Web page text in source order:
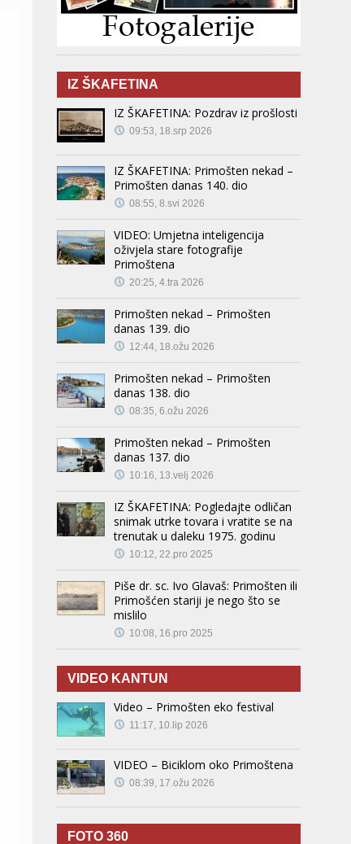
IZ ŠKAFETINA
IZ ŠKAFETINA: Pozdrav iz prošlosti
09:53, 18.srp 2026
IZ ŠKAFETINA: Primošten nekad –
Primošten danas 140. dio
08:55, 8.svi 2026
VIDEO: Umjetna inteligencija
oživjela stare fotografije
Primoštena
20:25, 4.tra 2026
Primošten nekad – Primošten
danas 139. dio
12:44, 18.ožu 2026
Primošten nekad – Primošten
danas 138. dio
08:35, 6.ožu 2026
Primošten nekad – Primošten
danas 137. dio
10:16, 13.velj 2026
IZ ŠKAFETINA: Pogledajte odličan
snimak utrke tovara i vratite se na
trenutak u daleku 1975. godinu
10:12, 22.pro 2025
Piše dr. sc. Ivo Glavaš: Primošten ili
Primošćen stariji je nego što se
mislilo
10:08, 16.pro 2025
VIDEO KANTUN
Video – Primošten eko festival
11:17, 10.lip 2026
VIDEO – Biciklom oko Primoštena
08:39, 17.ožu 2026
FOTO 360